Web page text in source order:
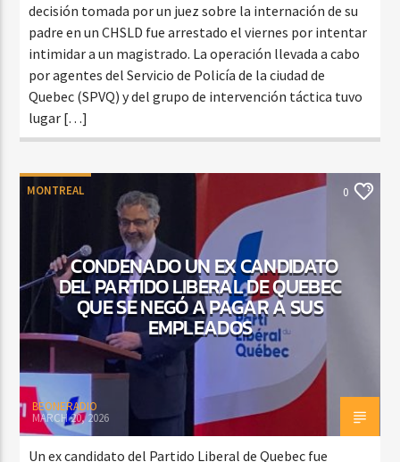
decisión tomada por un juez sobre la internación de su
padre en un CHSLD fue arrestado el viernes por intentar
intimidar a un magistrado. La operación llevada a cabo
por agentes del Servicio de Policía de la ciudad de
Quebec (SPVQ) y del grupo de intervención táctica tuvo
lugar […]
MONTREAL 0
CONDENADO UN EX CANDIDATO
DEL PARTIDO LIBERAL DE QUEBEC
QUE SE NEGÓ A PAGAR A SUS
EMPLEADOS
BEONERADIO
MARCH 20, 2026
Un ex candidato del Partido Liberal de Quebec fue